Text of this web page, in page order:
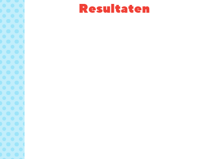
Resultaten